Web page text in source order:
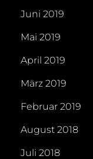
Juni 2019
Mai 2019
April 2019
März 2019
Februar 2019
August 2018
Juli 2018